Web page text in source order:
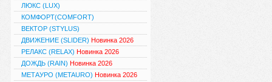
ЛЮКС (LUX)
КОМФОРТ(COMFORT)
ВЕКТОР (STYLUS)
ДВИЖЕНИЕ (SLIDER) Новинка 2026
РЕЛАКС (RELAX) Новинка 2026
ДОЖДЬ (RAIN) Новинка 2026
МЕТАУРО (METAURO) Новинка 2026